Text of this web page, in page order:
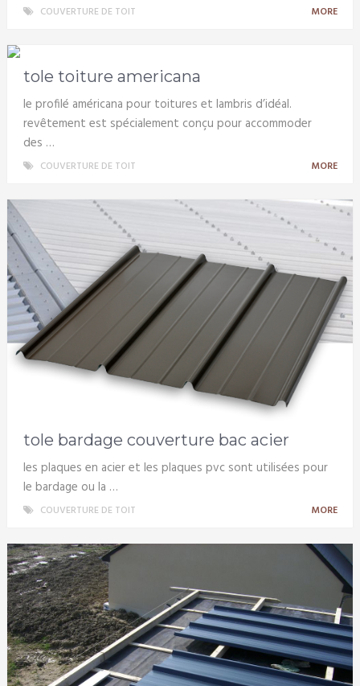
COUVERTURE DE TOIT MORE
tole toiture americana
le profilé américana pour toitures et lambris d’idéal.
revêtement est spécialement conçu pour accommoder
des …
COUVERTURE DE TOIT MORE
tole bardage couverture bac acier
les plaques en acier et les plaques pvc sont utilisées pour
le bardage ou la …
COUVERTURE DE TOIT MORE